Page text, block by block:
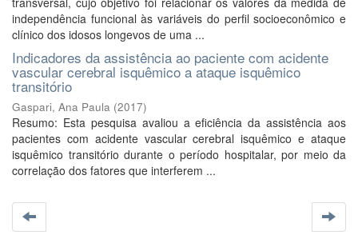
independência funcional às variáveis do perfil socioeconômico e
clínico dos idosos longevos de uma ...
Indicadores da assistência ao paciente com acidente
vascular cerebral isquêmico a ataque isquêmico
transitório
Gaspari, Ana Paula (2017)
Resumo: Esta pesquisa avaliou a eficiência da assistência aos
pacientes com acidente vascular cerebral isquêmico e ataque
isquêmico transitório durante o período hospitalar, por meio da
correlação dos fatores que interferem ...